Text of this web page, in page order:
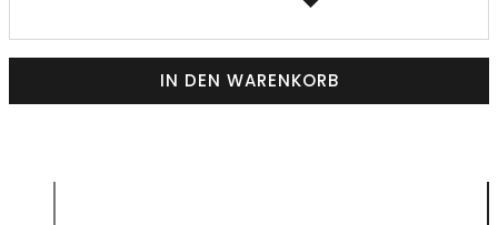
IN DEN WARENKORB